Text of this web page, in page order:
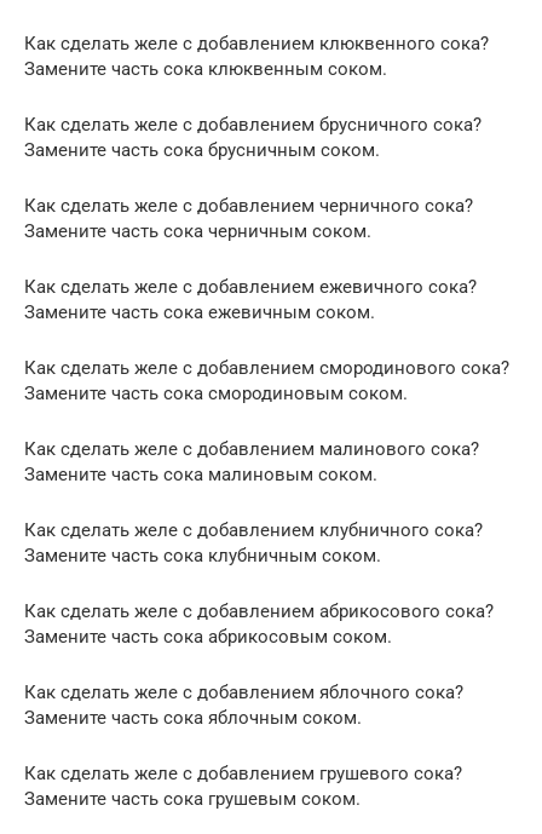
Как сделать желе с добавлением клюквенного сока?
Замените часть сока клюквенным соком.
Как сделать желе с добавлением брусничного сока?
Замените часть сока брусничным соком.
Как сделать желе с добавлением черничного сока?
Замените часть сока черничным соком.
Как сделать желе с добавлением ежевичного сока?
Замените часть сока ежевичным соком.
Как сделать желе с добавлением смородинового сока?
Замените часть сока смородиновым соком.
Как сделать желе с добавлением малинового сока?
Замените часть сока малиновым соком.
Как сделать желе с добавлением клубничного сока?
Замените часть сока клубничным соком.
Как сделать желе с добавлением абрикосового сока?
Замените часть сока абрикосовым соком.
Как сделать желе с добавлением яблочного сока?
Замените часть сока яблочным соком.
Как сделать желе с добавлением грушевого сока?
Замените часть сока грушевым соком.